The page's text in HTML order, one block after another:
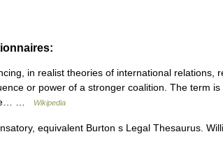
in realist theories of international relations,
or power of a stronger coalition. The term
…
Wikipedia
equivalent Burton s Legal Thesaurus.